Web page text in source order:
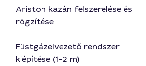
Ariston kazán felszerelése és
rögzítése
Füstgázelvezető rendszer
kiépítése (1–2 m)